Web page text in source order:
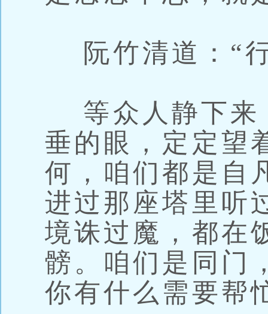
阮竹清道：“
等众人静下来
垂的眼，定定望
何，咱们都是自
进过那座塔里听
境诛过魔，都在
髈。咱们是同门
你有什么需要帮